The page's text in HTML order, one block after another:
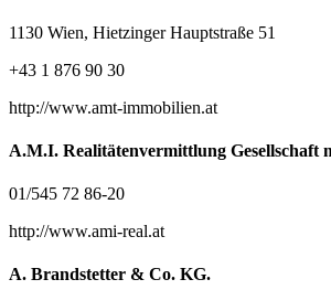
1130 Wien, Hietzinger Hauptstraße 51
+43 1 876 90 30
http://www.amt-immobilien.at
A.M.I. Realitätenvermittlung Gesellschaft
01/545 72 86-20
http://www.ami-real.at
A. Brandstetter & Co. KG.